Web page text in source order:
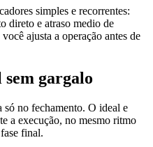
simples e recorrentes:
direto e atraso medio de
ajusta a operação antes de
sem gargalo
só no fechamento. O ideal e
a execução, no mesmo ritmo
final.